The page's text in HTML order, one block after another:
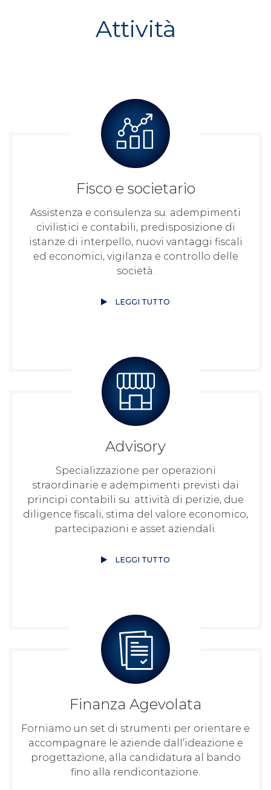
Attività
Fisco e societario
Assistenza e consulenza su: adempimenti
civilistici e contabili, predisposizione di
istanze di interpello, nuovi vantaggi fiscali
ed economici, vigilanza e controllo delle
società.
LEGGI TUTTO
Advisory
Specializzazione per operazioni
straordinarie e adempimenti previsti dai
principi contabili su: attività di perizie, due
diligence fiscali, stima del valore economico,
partecipazioni e asset aziendali.
LEGGI TUTTO
Finanza Agevolata
Forniamo un set di strumenti per orientare e
accompagnare le aziende dall’ideazione e
progettazione, alla candidatura al bando
fino alla rendicontazione.